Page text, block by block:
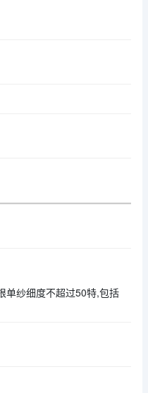
单纱细度不超过50特,包括